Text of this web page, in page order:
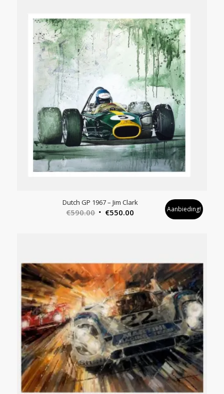
Dutch GP 1967 – Jim Clark
€590.00 Oorspronkelijke
€550.00 Aanbieding!